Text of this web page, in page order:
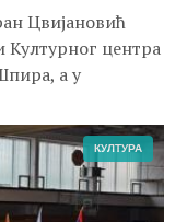
Цвијановић
Културног центра
а у
КУЛТУРА